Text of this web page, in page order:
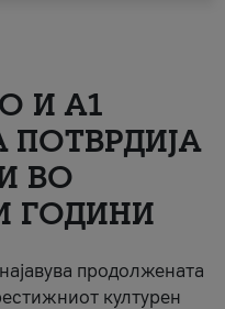
И A1
ПОТВРДИЈА
ВО
ГОДИНИ
продолжената
културен